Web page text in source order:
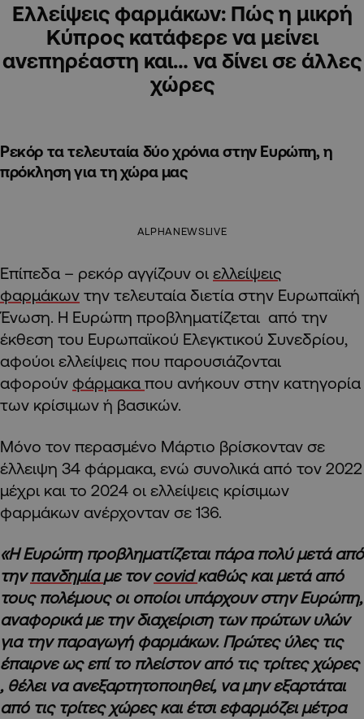
Ελλείψεις φαρμάκων: Πώς η μικρή
Κύπρος κατάφερε να μείνει
ανεπηρέαστη και… να δίνει σε άλλες
χώρες
Ρεκόρ τα τελευταία δύο χρόνια στην Ευρώπη, η
πρόκληση για τη χώρα μας
ALPHANEWSLIVE
Επίπεδα – ρεκόρ αγγίζουν οι ελλείψεις
φαρμάκων την τελευταία διετία στην Ευρωπαϊκή
Ένωση. Η Ευρώπη προβληματίζεται από την
έκθεση του Ευρωπαϊκού Ελεγκτικού Συνεδρίου,
αφούοι ελλείψεις που παρουσιάζονται
αφορούν φάρμακα που ανήκουν στην κατηγορία
των κρίσιμων ή βασικών.
Μόνο τον περασμένο Μάρτιο βρίσκονταν σε
έλλειψη 34 φάρμακα, ενώ συνολικά από τον 2022
μέχρι και το 2024 οι ελλείψεις κρίσιμων
φαρμάκων ανέρχονταν σε 136.
«Η Ευρώπη προβληματίζεται πάρα πολύ μετά από
τηνπανδημίαμε τονcovidκαθώς και μετά από
τους πολέμους οι οποίοι υπάρχουν στην Ευρώπη,
αναφορικά με την διαχείριση των πρώτων υλών
για την παραγωγή φαρμάκων. Πρώτες ύλες τις
έπαιρνε ως επί το πλείστον από τις τρίτες χώρες
, θέλει να ανεξαρτητοποιηθεί, να μην εξαρτάται
από τις τρίτες χώρες και έτσι εφαρμόζει μέτρα